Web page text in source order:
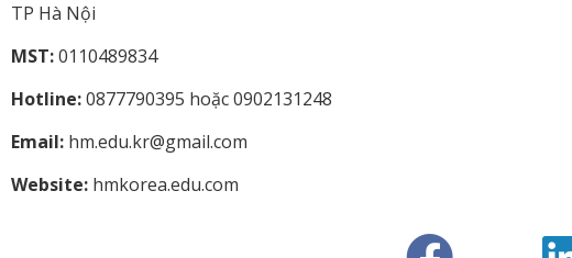
TP Hà Nội
MST:0110489834
Hotline:0877790395 hoặc 0902131248
Email: hm.edu.kr@gmail.com
Website: hmkorea.edu.com